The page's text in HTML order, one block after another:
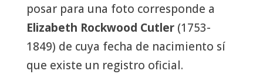
posar para una foto corresponde a
Elizabeth Rockwood Cutler(1753-
1849) de cuya fecha de nacimiento sí
que existe un registro oficial.